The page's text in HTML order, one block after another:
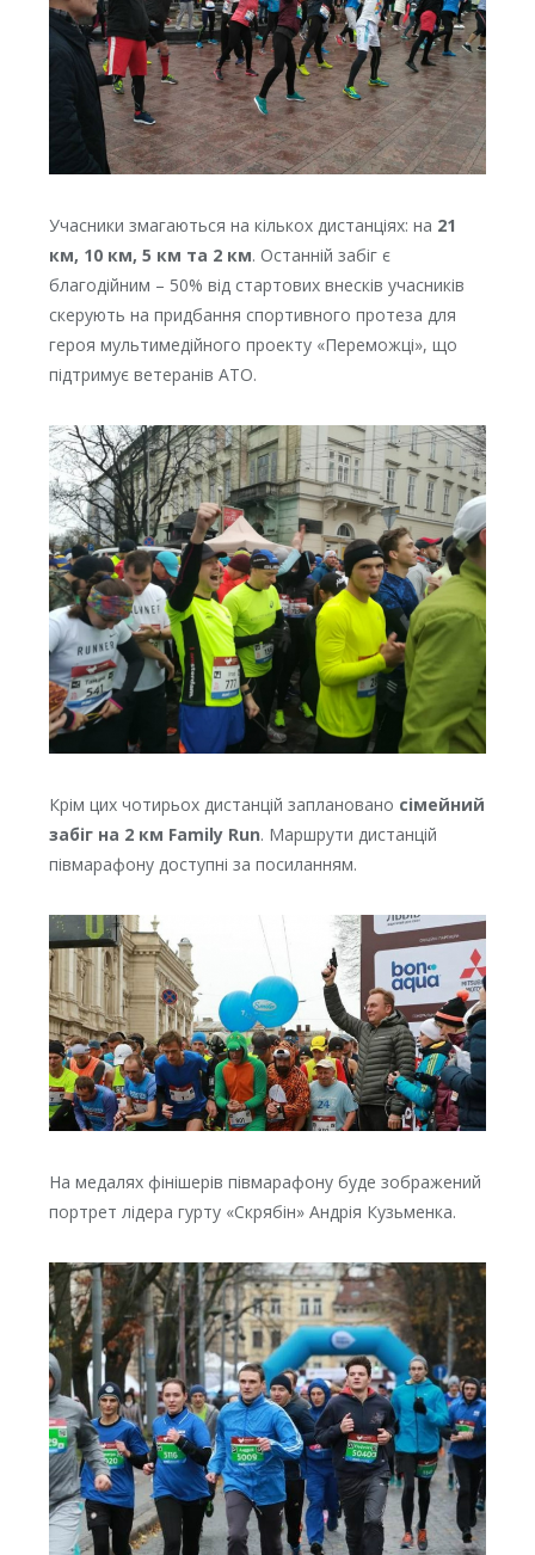
Учасники змагаються на кількох дистанціях: на 21
км, 10 км, 5 км та 2 км. Останній забіг є
благодійним – 50% від стартових внесків учасників
скерують на придбання спортивного протеза для
героя мультимедійного проекту «Переможці», що
підтримує ветеранів АТО.
Крім цих чотирьох дистанцій заплановано сімейний
забіг на 2 км Family Run. Маршрути дистанцій
півмарафону доступні за посиланням.
На медалях фінішерів півмарафону буде зображений
портрет лідера гурту «Скрябін» Андрія Кузьменка.